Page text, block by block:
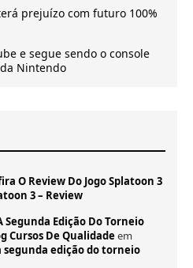
prejuízo com futuro 100%
e segue sendo o console
Nintendo
O Review Do Jogo Splatoon 3
3 – Review
Segunda Edição Do Torneio
Cursos De Qualidade em
segunda edição do torneio